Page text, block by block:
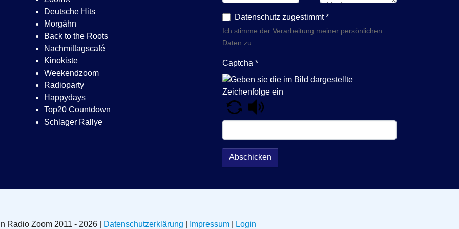
Deutsche Hits
Morgähn
Back to the Roots
Nachmittagscafé
Kinokiste
Weekendzoom
Radioparty
Happydays
Top20 Countdown
Schlager Rallye
Datenschutz zugestimmt*
Ich stimme der Verarbeitung meiner persönlichen
Daten zu.
Captcha *
Abschicken
Radio Zoom 2011 - 2026 | Datenschutzerklärung Impressum Login